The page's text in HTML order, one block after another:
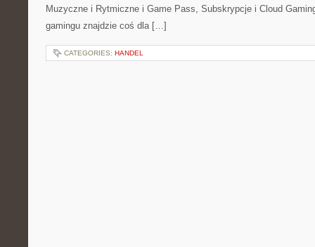
Muzyczne i Rytmiczne i Game Pass, Subskrypcje i Cloud
gamingu znajdzie coś dla […]
CATEGORIES: HANDEL